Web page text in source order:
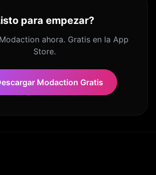
para empezar?
ahora. Gratis en la App
Store.
Modaction Gratis